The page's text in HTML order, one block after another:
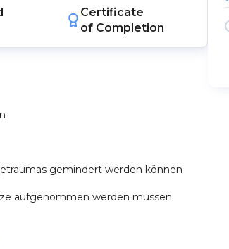
Certificate
of Completion
gemindert werden können
aufgenommen werden müssen